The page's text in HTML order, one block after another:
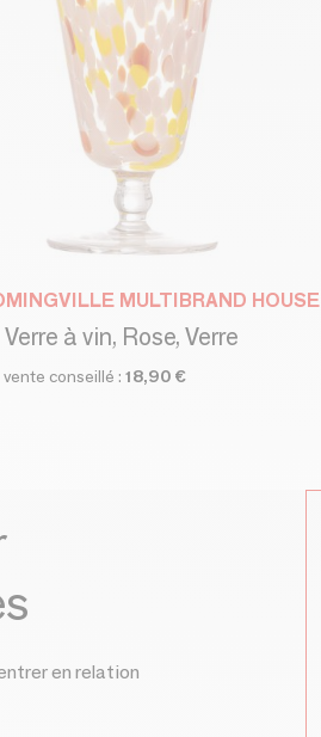
MULTIBRAND HOUSE
à vin, Rose, Verre
vente conseillé : 18,90 €
en relation